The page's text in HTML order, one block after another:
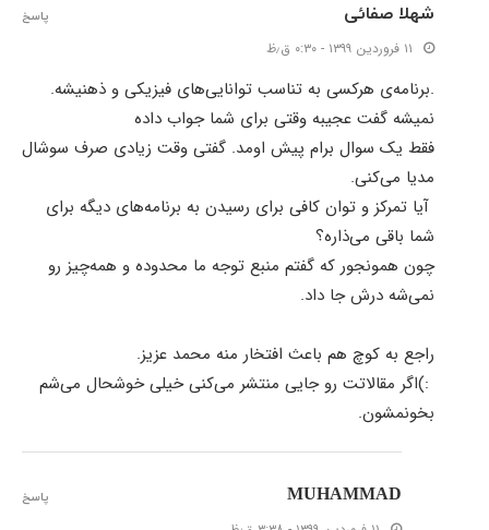
شهلا صفائی
۱۱ فروردین ۱۳۹۹ - ۰:۳۰ ق٫ظ
.برنامه‌‌ی هرکسی به تناسب توانایی‌های فیزیکی و ذهنیشه.
نمیشه گفت عجیبه وقتی برای شما جواب داده
فقط یک سوال برام پیش اومد. گفتی وقت زیادی صرف سوشال
مدیا می‌کنی.
آیا تمرکز و توان کافی برای رسیدن به برنامه‌های دیگه برای
شما باقی می‌ذاره؟
چون همونجور که گفتم منبع توجه ما محدوده و همه‌چیز رو
نمی‌شه درش جا داد.
راجع به کوچ هم باعث افتخار منه محمد عزیز.
:)اگر مقالاتت رو جایی منتشر می‌کنی خیلی خوشحال می‌شم
بخونمشون.
پاسخ
MUHAMMAD پاسخ